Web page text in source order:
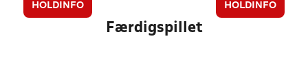
HOLDINFO HOLDINFO
Færdigspillet